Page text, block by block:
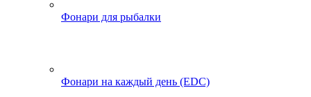
Фонари для рыбалки
Фонари на каждый день (EDC)